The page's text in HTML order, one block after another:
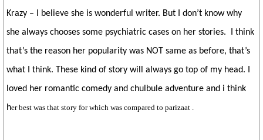
Krazy – I believe she is wonderful writer. But I don’t know why
she always chooses some psychiatric cases on her stories. I think
that’s the reason her popularity was NOT same as before, that’s
what I think. These kind of story will always go top of my head. I
loved her romantic comedy and chulbule adventure and i think
her best was that story for which was compared to parizaat .